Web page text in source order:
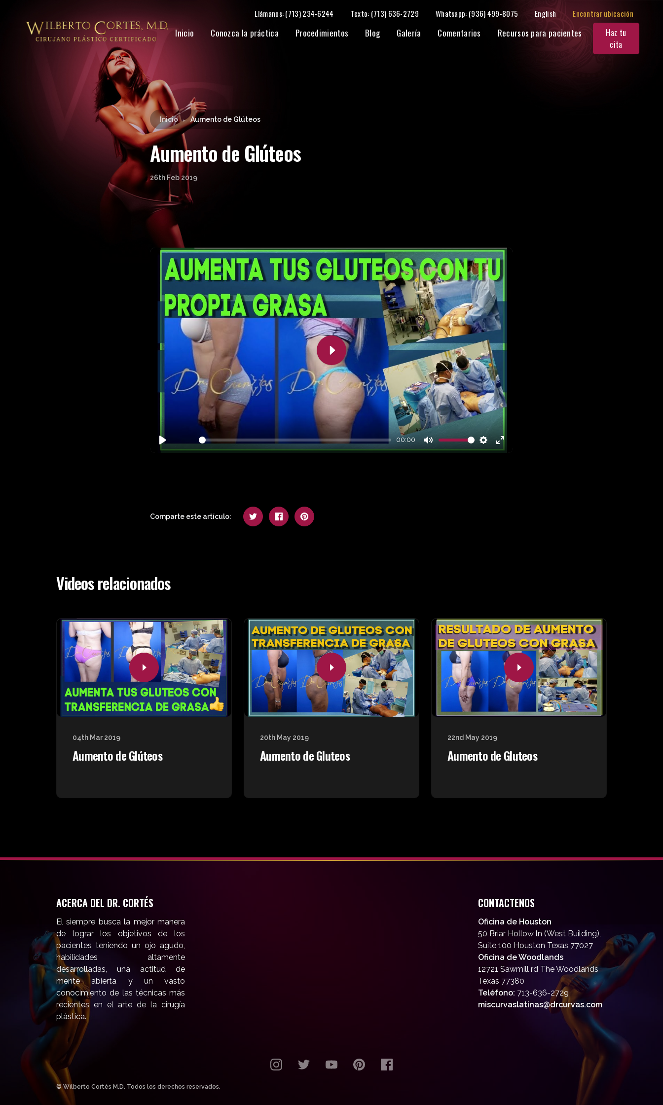
Llámanos: (713) 234-6244 Texto: (713) 636-2729 Whatsapp: (936) 499-8075 English Encontrar ubicación
Inicio Conozca la práctica Procedimientos Blog Galería Comentarios Recursos para pacientes
Haz tu
cita
Inicio ► Aumento de Glúteos
Aumento de Glúteos
26th Feb 2019
Play
00:00
Mute Settings
Enter
Play
Comparte este artículo:
Videos relacionados
04th Mar 2019
Aumento de Glúteos
20th May 2019
Aumento de Gluteos
22nd May 2019
Aumento de Gluteos
ACERCA DEL DR. CORTÉS
El siempre busca la mejor manera
de lograr los objetivos de los
pacientes teniendo un ojo agudo,
habilidades altamente
desarrolladas, una actitud de
mente abierta y un vasto
conocimiento de las técnicas más
recientes en el arte de la cirugía
plástica.
CONTACTENOS
Oficina de Houston
50 Briar Hollow ln (West Building),
Suite 100 Houston Texas 77027
Oficina de Woodlands
12721 Sawmill rd The Woodlands
Texas 77380
Teléfono: 713-636-2729
miscurvaslatinas@drcurvas.com
© Wilberto Cortés M.D. Todos los derechos reservados.